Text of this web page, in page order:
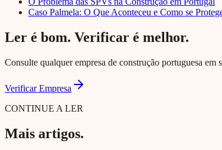
Caso Palmela: O Que Aconteceu e Como se
Ler é bom. Verificar é melhor.
Consulte qualquer empresa de construção portuguesa
Verificar Empresa
CONTINUE A LER
Mais artigos.